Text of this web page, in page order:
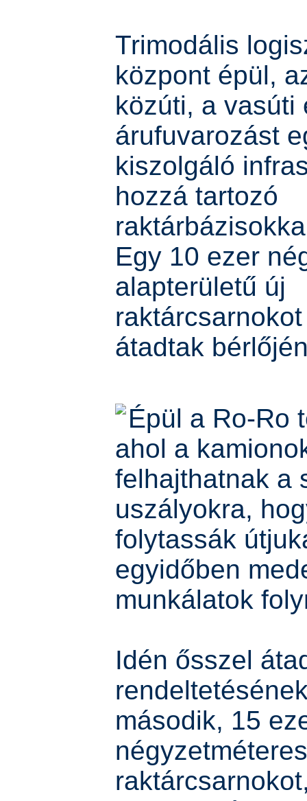
Trimodális
központ épül,
közúti, a vasúti
árufuvarozást
kiszolgáló
hozzá tartozó
Egy 10 ezer
alapterületű új
átadtak
Épül a Ro-Ro
ahol a
felhajthatnak a
uszályokra,
folytassák
egyidőben
munkálatok
Idén ősszel
második, 15
négyzetméteres